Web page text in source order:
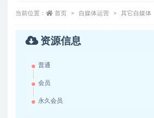
当前位置： 首页 自媒体运营 其它自媒体
资源信息
普通
会员
永久会员